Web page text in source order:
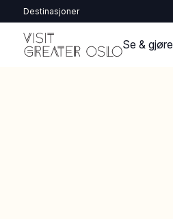
Destinasjoner
Se & gjøre